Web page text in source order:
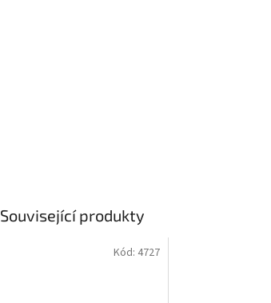
Související produkty
Kód: 4727